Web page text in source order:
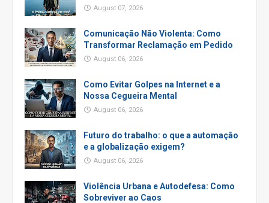
August 07, 2026
Comunicação Não Violenta: Como
Transformar Reclamação em Pedido
August 06, 2026
Como Evitar Golpes na Internet e a
Nossa Cegueira Mental
August 06, 2026
Futuro do trabalho: o que a automação
e a globalização exigem?
August 06, 2026
Violência Urbana e Autodefesa: Como
Sobreviver ao Caos